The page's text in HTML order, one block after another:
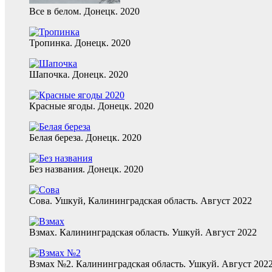
Все в белом. Донецк. 2020
Тропинка. Донецк. 2020
Шапочка. Донецк. 2020
Красные ягоды. Донецк. 2020
Белая береза. Донецк. 2020
Без названия. Донецк. 2020
Сова. Ушкуй, Калининградская область. Август 2022
Взмах. Калининградская область. Ушкуй. Август 2022
Взмах №2. Калининградская область. Ушкуй. Август